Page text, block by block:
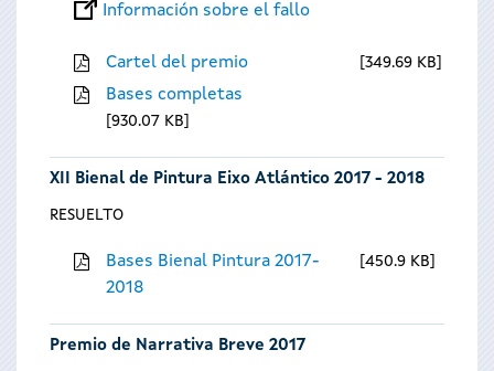
Información sobre el fallo
Cartel del premio 349.69 KB
Bases completas
930.07 KB
XII Bienal de Pintura Eixo Atlántico 2017 - 2018
RESUELTO
Bases Bienal Pintura 2017-
2018
450.9 KB
Premio de Narrativa Breve 2017